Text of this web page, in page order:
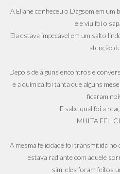
A Eliane conheceu o Dagsom em um
ele viu foi o
Ela estava impecável em um salto
atenção
Depois de alguns encontros e
e a química foi tanta que alguns
ficaram
E sabe qual foi a
MUITA
A mesma felicidade foi transmitida no
estava radiante com aquele
sim, eles foram feitos